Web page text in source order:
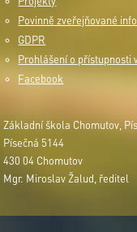
Povinně zveřejňované
GDPR
Prohlášení o přístupnosti
Facebook
Základní škola Chomutov,
Písečná 5144
430 04 Chomutov
Mgr. Miroslav Žalud, ředitel